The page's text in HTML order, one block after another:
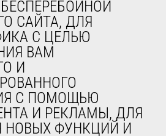
мониторинга
для диагностики и
САЙТА, ДЛЯ
С ЦЕЛЬЮ
ВАМ
И
С ПОМОЩЬЮ
И РЕКЛАМЫ, ДЛЯ
НОВЫХ ФУНКЦИЙ И